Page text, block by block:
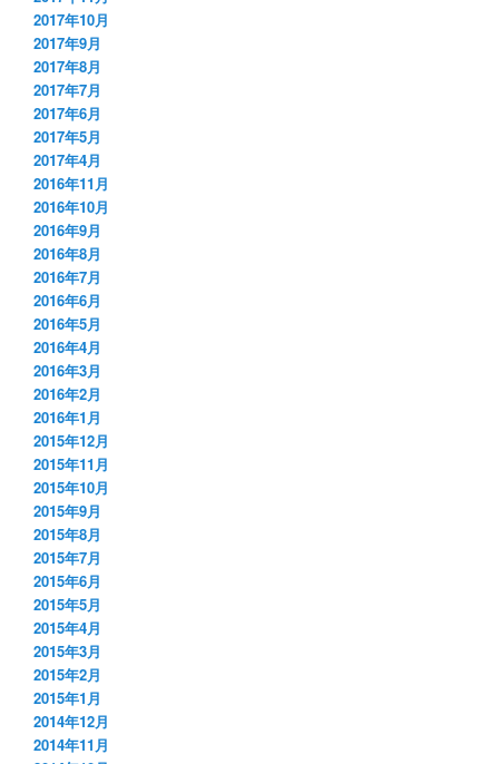
2017年10月
2017年9月
2017年8月
2017年7月
2017年6月
2017年5月
2017年4月
2016年11月
2016年10月
2016年9月
2016年8月
2016年7月
2016年6月
2016年5月
2016年4月
2016年3月
2016年2月
2016年1月
2015年12月
2015年11月
2015年10月
2015年9月
2015年8月
2015年7月
2015年6月
2015年5月
2015年4月
2015年3月
2015年2月
2015年1月
2014年12月
2014年11月